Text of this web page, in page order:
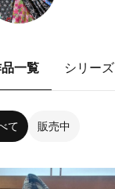
一覧 シリーズ
て 販売中